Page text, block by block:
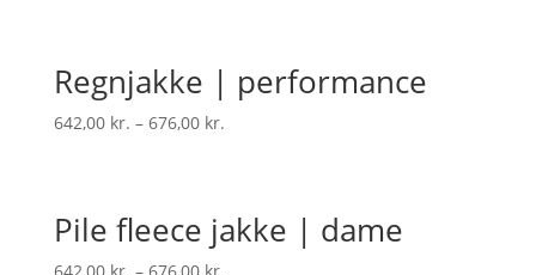
Regnjakke | performance
642,00 kr. – 676,00 kr.
Pile fleece jakke | dame
642,00 kr. – 676,00 kr.